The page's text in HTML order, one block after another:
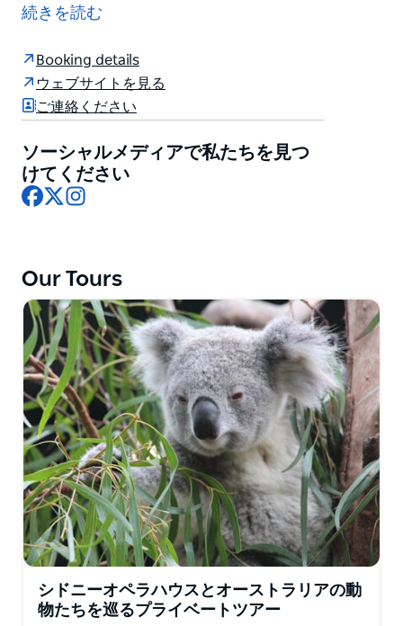
発、ブルーマウンテンズ、ハンターバレーのワインテイ
スティング、サウスコースト、シドニーシティ、そして
アーを提供しています。
ランナウェイ・ツアーズは2006年から続く家族経営の
会社です。単なる観光にとどまらず、ニューサウスウェ
ールズ州の豊かな景観、シドニーを象徴する名所、そし
て隠れた名所を巡る旅を提供しています。シドニーを拠
点とするこのブティックツアー会社は、お客様のペース
インを味わったり、サウスコーストの秘密のビーチを探
訪したり、すべてのツアーは、細心の注意と快適さ、そ
してちょっとした冒険心を込めて構成されています。
情熱的な地元ガイドが率いるランナウェイ・ツアーズ
は、一般的な観光ルートを超えた本物の体験を提供しま
す。様々な高級車で快適に移動し、柔軟でパーソナライ
ズされた旅程で、野生動物との出会いからシドニーの見
どころまで、あらゆるニーズにお応えします。
一人旅、カップル、ご家族、少人数グループに最適な
Runaway Toursは、パーソナルなサービスで忘れられ
ない思い出作りに尽力しています。プライベートでカス
タマイズ可能なツアーは、ホテル、クルーズ船、空港へ
の送迎付きで、毎日運行し、高級車を使用しているた
め、お客様にご満足いただけます。食事制限、移動に関
するご心配、特別なリクエストにも、通常は対応可能で
続きを読む
Booking details
ウェブサイトを見る
ご連絡ください
ソーシャルメディアで私たちを見つ
けてください
Facebook
X
Our Tours
シドニーオペラハウスとオーストラリアの動
物たちを巡るプライベートツアー